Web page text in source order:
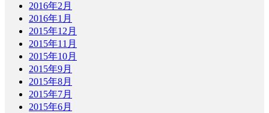
2016年2月
2016年1月
2015年12月
2015年11月
2015年10月
2015年9月
2015年8月
2015年7月
2015年6月